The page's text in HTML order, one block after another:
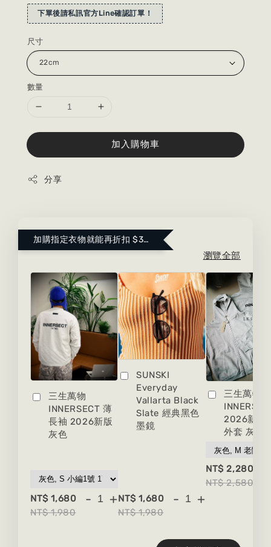
下單後請私訊官方Line確認訂單！
尺寸
數量
加入購物車
分享
加購指定衣物就能再折扣 $300 ！點這裡看更多～
瀏覽全部
三生萬物
INNERSECT 薄
長袖 2026新版
灰色
NT$ 1,680
NT$ 1,980
- +
SUNSKI
Everyday
Vallarta Black
Slate 經典黑色
墨鏡
NT$ 1,680
NT$ 1,980
- +
三生萬物
2026新版
外套 灰色
NT$ 2,280
NT$ 2,580